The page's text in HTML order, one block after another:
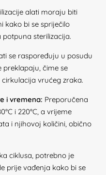
alati moraju biti
kako bi se spriječilo
sterilizacija.
se raspoređuju u posudu
preklapaju, čime se
vrućeg zraka.
i vremena: Preporučena
i 220°C, a vrijeme
i njihovoj količini, obično
ciklusa, potrebno je
prije vađenja kako bi se